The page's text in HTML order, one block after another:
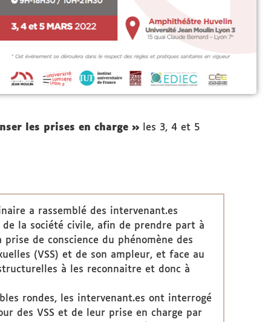
les prises en charge » les 3, 4 et 5
a rassemblé des intervenant.es
la société civile, afin de prendre part à
de conscience du phénomène des
(VSS) et de son ampleur, et face au
à les reconnaitre et donc à
rondes, les intervenant.es ont interrogé
des VSS et de leur prise en charge par